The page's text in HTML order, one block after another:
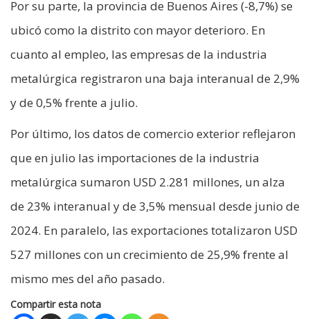
Por su parte, la provincia de Buenos Aires (-8,7%) se
ubicó como la distrito con mayor deterioro. En
cuanto al empleo, las empresas de la industria
metalúrgica registraron una baja interanual de 2,9%
y de 0,5% frente a julio.
Por último, los datos de comercio exterior reflejaron
que en julio las importaciones de la industria
metalúrgica sumaron USD 2.281 millones, un alza
de 23% interanual y de 3,5% mensual desde junio de
2024. En paralelo, las exportaciones totalizaron USD
527 millones con un crecimiento de 25,9% frente al
mismo mes del año pasado.
Compartir esta nota